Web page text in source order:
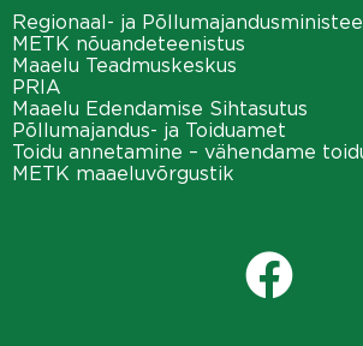
Regionaal- ja
METK nõuandeteenistus
Maaelu Teadmuskeskus
PRIA
Maaelu Edendamise Sihtasutus
Põllumajandus- ja Toiduamet
Toidu annetamine – vähendame
METK maaeluvõrgustik